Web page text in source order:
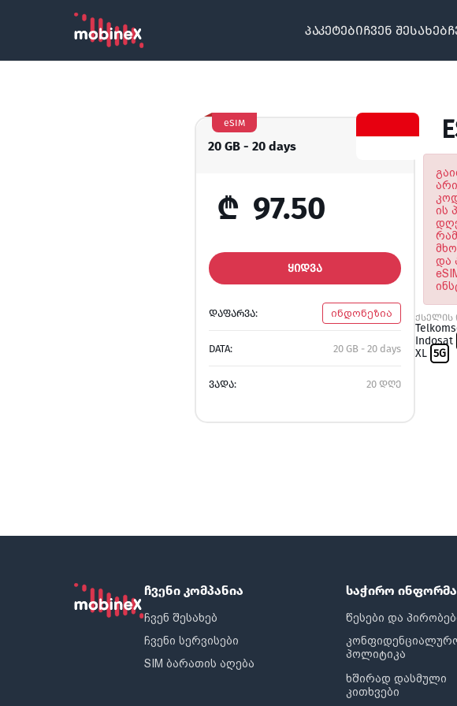
პაკეტებიჩვენ შესახებ
20 GB - 20 days
eSIM
₾ 97.50
ᲧᲘᲓᲕᲐ
ᲓᲐᲤᲐᲠᲕᲐ: ინდონეზია
DATA: 20 GB - 20 days
ᲕᲐᲓᲐ: 20 დღე
ის
და
ქსელის
Indosat
XL 5G
ჩვენი კომპანია
ჩვენ შესახებ
ჩვენი სერვისები
SIM ბარათის აღება
საჭირო
წესები და
პოლიტიკა
ხშირად დასმული
კითხვები